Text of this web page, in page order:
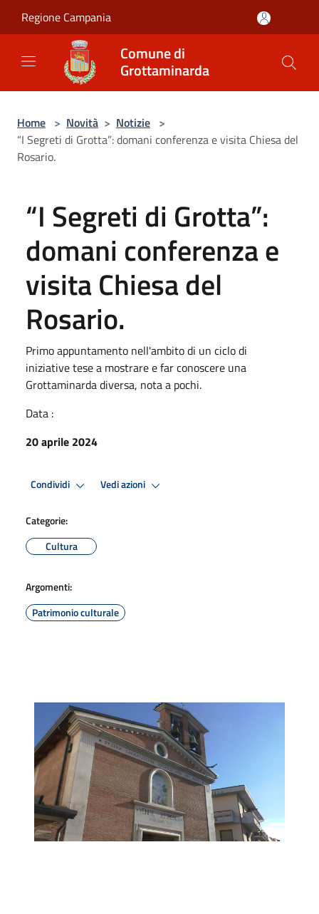
Regione Campania
Comune di
Grottaminarda
Home > Novità > Notizie >
“I Segreti di Grotta”: domani conferenza e visita Chiesa del
Rosario.
“I Segreti di Grotta”:
domani conferenza e
visita Chiesa del
Rosario.
Primo appuntamento nell'ambito di un ciclo di
iniziative tese a mostrare e far conoscere una
Grottaminarda diversa, nota a pochi.
Data :
20 aprile 2024
Condividi Vedi azioni
Categorie:
Cultura
Argomenti:
Patrimonio culturale